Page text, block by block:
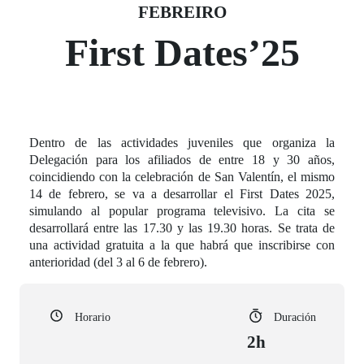
Fecha del evento
FEBREIRO
14 febreiro
First Dates’25
Dentro de las actividades juveniles que organiza la
Delegación para los afiliados de entre 18 y 30 años,
coincidiendo con la celebración de San Valentín, el mismo
14 de febrero, se va a desarrollar el First Dates 2025,
simulando al popular programa televisivo. La cita se
desarrollará entre las 17.30 y las 19.30 horas. Se trata de
una actividad gratuita a la que habrá que inscribirse con
anterioridad (del 3 al 6 de febrero).
Horario Duración
2h